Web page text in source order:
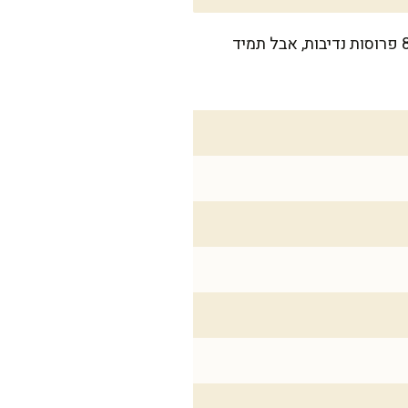
המתכון מספיק לעוגה אחת בקוטר 24 ס"מ – מושלמת לשבת ולארוחות חגיגיות. זה מספיק ל-8-10 פרוסות נדיבות, אבל תמיד